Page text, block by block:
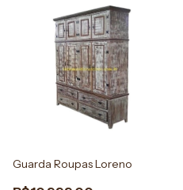
Guarda Roupas Loreno